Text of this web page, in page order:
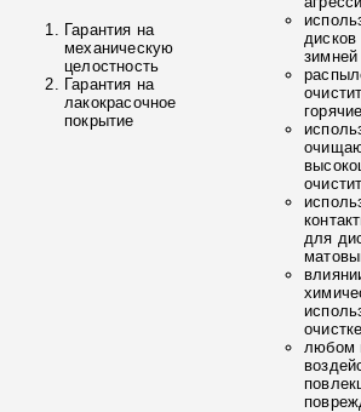
Гарантия на
механическую
целостность
Гарантия на
лакокрасочное
покрытие
зимней
для
любом